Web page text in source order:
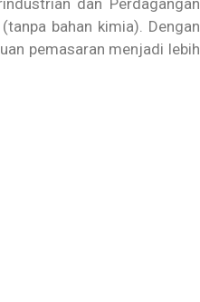
dan Perdagangan
bahan kimia). Dengan
pemasaran menjadi lebih